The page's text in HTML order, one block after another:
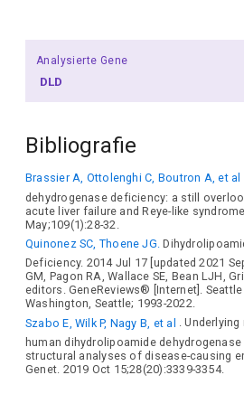
Analysierte Gene
DLD
Bibliografie
Brassier A, Ottolenghi C, Boutron A, et al
dehydrogenase deficiency: a still
acute liver failure and Reye-like
May;109(1):28-32.
Quinonez SC, Thoene JG.
Deficiency. 2014 Jul 17 [updated 2021
GM, Pagon RA, Wallace SE, Bean LJH,
editors. GeneReviews® [Internet].
Washington, Seattle; 1993-2022.
Szabo E, Wilk P, Nagy B, et al .
human dihydrolipoamide
structural analyses of disease-causing
Genet. 2019 Oct 15;28(20):3339-3354.